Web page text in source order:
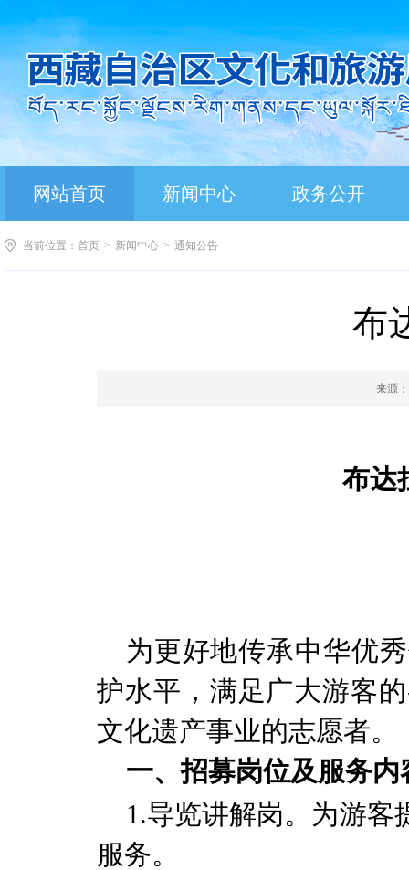
网站首页 新闻中心 政务公开
当前位置： 首页 > 新闻中心 > 通知公告
布
来源：
布达
为更好地传承中华优
护水平，满足广大游客
文化遗产事业的志愿者。
一、招募岗位及服务内
1.导览讲解岗。为游客
服务。